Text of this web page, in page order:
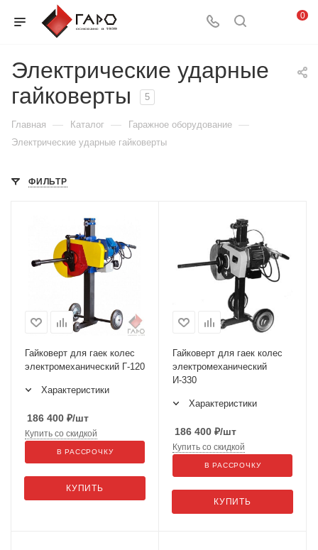
0
Электрические ударные
гайковерты
5
Главная — Каталог — Гаражное оборудование —
Электрические ударные гайковерты
ФИЛЬТР
Гайковерт для гаек колес
электромеханический Г-120
Характеристики
186 400 ₽/шт
КУПИТЬ
Купить со скидкой
В РАССРОЧКУ
Гайковерт для гаек колес
электромеханический
И-330
Характеристики
186 400 ₽/шт
КУПИТЬ
Купить со скидкой
В РАССРОЧКУ